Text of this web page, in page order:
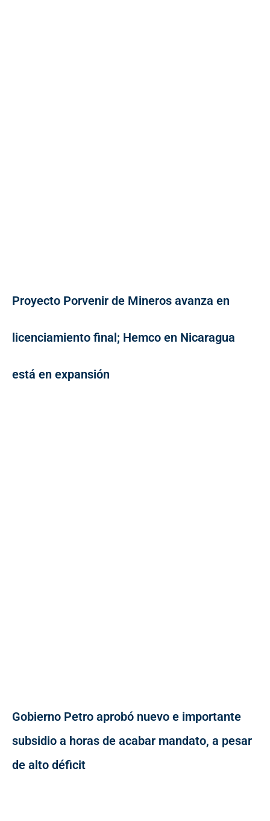
Proyecto Porvenir de Mineros avanza en
licenciamiento final; Hemco en Nicaragua
está en expansión
Gobierno Petro aprobó nuevo e importante
subsidio a horas de acabar mandato, a pesar
de alto déficit